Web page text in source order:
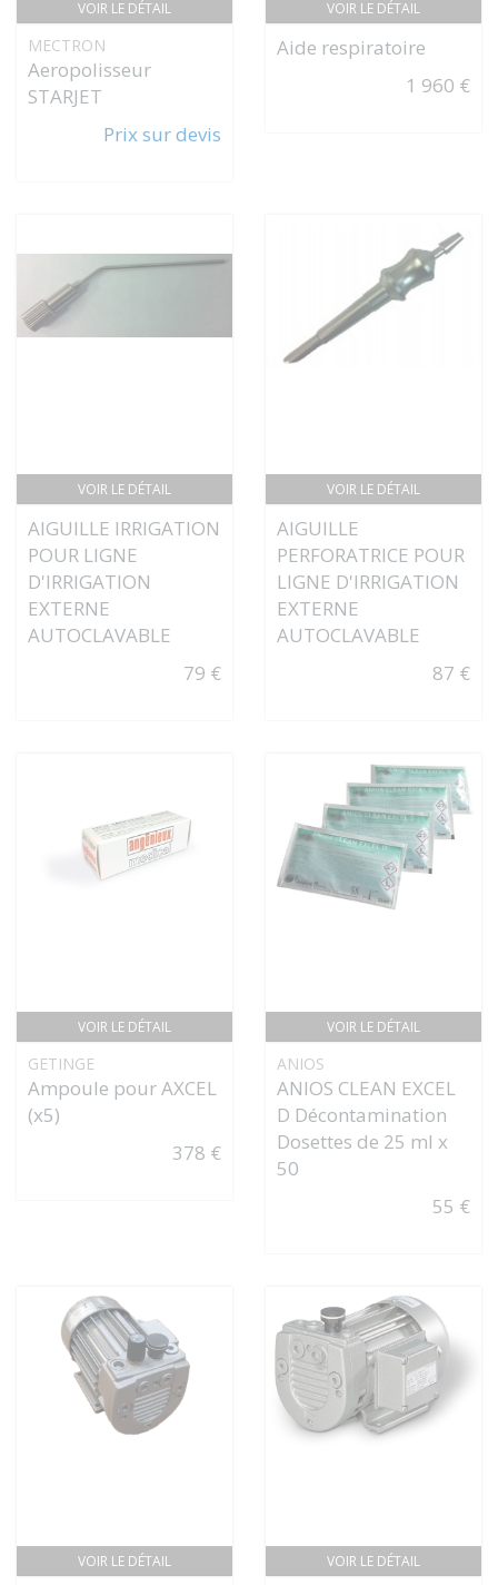
VOIR LE DÉTAIL
MECTRON
Aeropolisseur
STARJET
Prix sur devis
VOIR LE DÉTAIL
Aide respiratoire
1 960 €
VOIR LE DÉTAIL
AIGUILLE IRRIGATION
POUR LIGNE
D'IRRIGATION
EXTERNE
AUTOCLAVABLE
79 €
VOIR LE DÉTAIL
AIGUILLE
PERFORATRICE POUR
LIGNE D'IRRIGATION
EXTERNE
AUTOCLAVABLE
87 €
VOIR LE DÉTAIL
GETINGE
Ampoule pour AXCEL
(x5)
378 €
VOIR LE DÉTAIL
ANIOS
ANIOS CLEAN EXCEL
D Décontamination
Dosettes de 25 ml x
50
55 €
VOIR LE DÉTAIL VOIR LE DÉTAIL